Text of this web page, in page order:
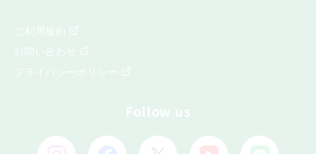
ご利用規約
お問い合わせ
プライバシーポリシー
Follow us